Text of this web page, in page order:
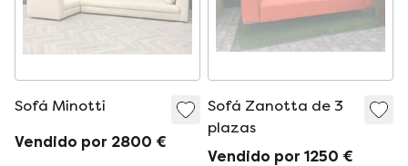
Sofá Minotti
Vendido por 2800 €
Sofá Zanotta de 3
plazas
Vendido por 1250 €